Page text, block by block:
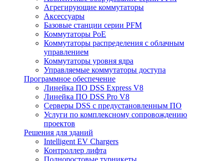
Агрегирующие коммутаторы
Аксессуары
Базовые станции серии PFM
Коммутаторы PoE
Коммутаторы распределения с облачным
управлением
Коммутаторы уровня ядра
Управляемые коммутаторы доступа
Программное обеспечение
Линейка ПО DSS Express V8
Линейка ПО DSS Pro V8
Серверы DSS с предустановленным ПО
Услуги по комплексному сопровождению
проектов
Решения для зданий
Intelligent EV Chargers
Контроллер лифта
Полноростовые турникеты